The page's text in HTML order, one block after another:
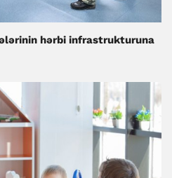
hərbi infrastrukturuna